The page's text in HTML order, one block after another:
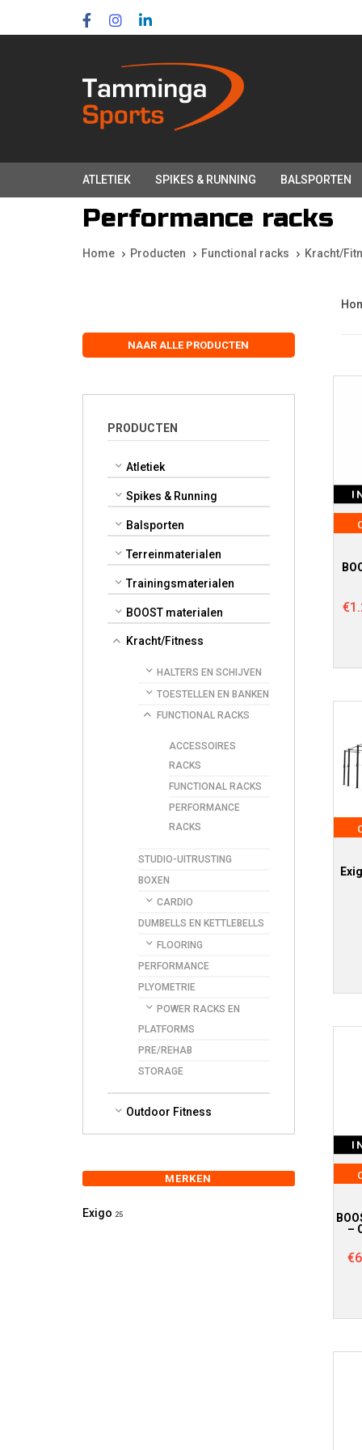
ATLETIEK SPIKES & RUNNING BALSPORTEN
Performance racks
Home Producten Functional racks Kracht/
NAAR ALLE PRODUCTEN
PRODUCTEN
Atletiek
Spikes & Running
Balsporten
Terreinmaterialen
Trainingsmaterialen
BOOST materialen
Kracht/Fitness
HALTERS EN SCHIJVEN
TOESTELLEN EN BANKEN
FUNCTIONAL RACKS
ACCESSOIRES
RACKS
FUNCTIONAL RACKS
PERFORMANCE
RACKS
STUDIO-UITRUSTING
BOXEN
CARDIO
DUMBELLS EN KETTLEBELLS
FLOORING
PERFORMANCE
PLYOMETRIE
POWER RACKS EN
PLATFORMS
PRE/REHAB
STORAGE
Outdoor Fitness
MERKEN
Exigo 25
€
–
€